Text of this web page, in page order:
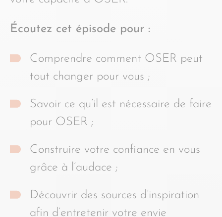
Écoutez cet épisode pour :
Comprendre comment OSER peut
tout changer pour vous ;
Savoir ce qu’il est nécessaire de faire
pour OSER ;
Construire votre confiance en vous
grâce à l’audace ;
Découvrir des sources d’inspiration
afin d’entretenir votre envie